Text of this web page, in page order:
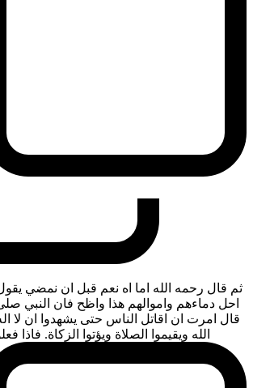
ثم قال رحمه الله اما اه نعم قبل ان نمضي
احل دماءهم واموالهم هذا واظح فان النبي
قال امرت ان اقاتل الناس حتى يشهدوا ان لا
الله ويقيموا الصلاة ويؤتوا الزكاة. فاذا